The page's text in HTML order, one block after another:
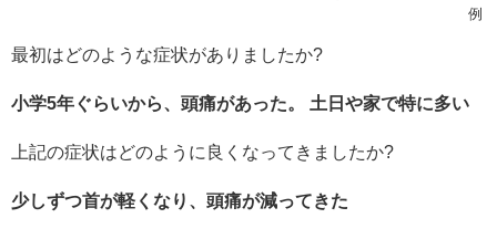
例
最初はどのような症状がありましたか?
小学5年ぐらいから、頭痛があった。 土日や家で特に多い
上記の症状はどのように良くなってきましたか?
少しずつ首が軽くなり、頭痛が減ってきた